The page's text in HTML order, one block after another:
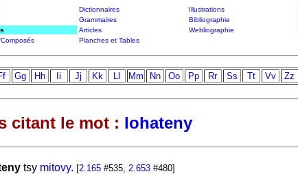
Dictionnaires Illustrations
Grammaires Bibliographie
Articles Webliographie
Planches et Tables
Gg Hh Ii Jj Kk Ll Mm Nn Oo Pp Rr Ss Tt Vv Zz
citant le mot : lohateny
tsy mitovy. [2.165#535, 2.653#480]